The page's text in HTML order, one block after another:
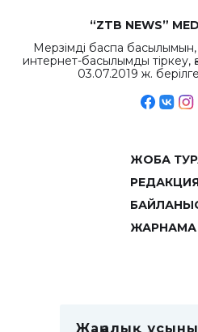
“ZTB NEWS”
Мерзімді баспа басылымын,
интернет-басылымды тіркеу,
03.07.2019 ж.
ЖОБА
ЖАРНАМА
Жаңалық